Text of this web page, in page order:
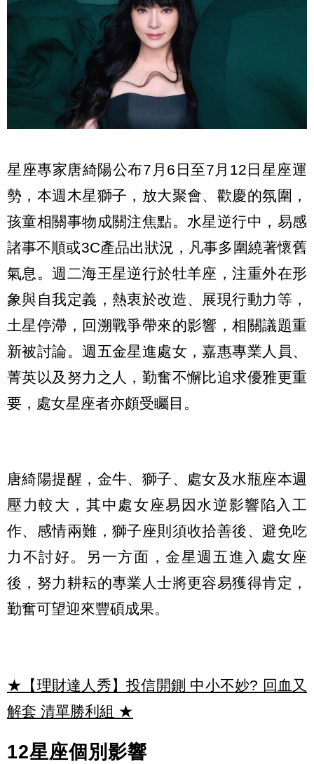
星座專家唐綺陽公布7月6日至7月12日星座運
勢，本週木星獅子，放大聚會、歡慶的氛圍，
孩童相關事物成關注焦點。水星逆行中，易感
諸事不順或3C產品出狀況，凡事多圍繞著懷舊
氣息。週二海王星逆行於牡羊座，注重外在形
象與自我定義，熱衷於改造、展現行動力等，
土星停滯，回溯戰爭帶來的影響，相關議題重
新被討論。週五金星進處女，嘉惠專業人員、
菁英以及努力之人，勤奮不懈比追求優雅更重
要，處女星座者亦頗受矚目。
唐綺陽提醒，金牛、獅子、處女及水瓶座本週
壓力較大，其中處女座易因水逆影響陷入工
作、感情兩難，獅子座則須收拾善後、避免吃
力不討好。另一方面，金星週五進入處女座
後，努力耕耘的專業人士將更容易獲得肯定，
勤奮可望迎來豐碩成果。
★【理財達人秀】投信開鍘 中小不妙? 回血又
解套 清單勝利組 ★
12星座個別影響